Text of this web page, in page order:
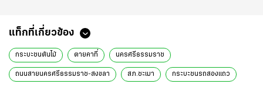
แท็กที่เกี่ยวข้อง
กระบะชนต้นไม้ ตายคาที่ นครศรีธรรมราช
ถนนสายนครศรีธรรมราช-สงขลา สภ.ชะเมา กระบะชนรถสองแถว